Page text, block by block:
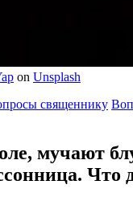
on Unsplash
священнику
мучают
Что